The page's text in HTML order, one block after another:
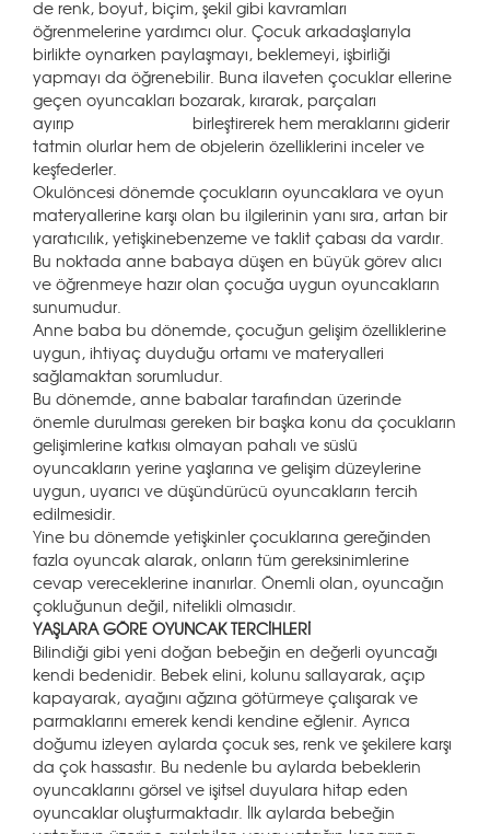
de renk, boyut, biçim, şekil gibi kavramları
öğrenmelerine yardımcı olur. Çocuk arkadaşlarıyla
birlikte oynarken paylaşmayı, beklemeyi, işbirliği
yapmayı da öğrenebilir. Buna ilaveten çocuklar ellerine
geçen oyuncakları bozarak, kırarak, parçaları
ayırıp birleştirerek hem meraklarını giderir
tatmin olurlar hem de objelerin özelliklerini inceler ve
keşfederler.
Okulöncesi dönemde çocukların oyuncaklara ve oyun
materyallerine karşı olan bu ilgilerinin yanı sıra, artan bir
yaratıcılık, yetişkinebenzeme ve taklit çabası da vardır.
Bu noktada anne babaya düşen en büyük görev alıcı
ve öğrenmeye hazır olan çocuğa uygun oyuncakların
sunumudur.
Anne baba bu dönemde, çocuğun gelişim özelliklerine
uygun, ihtiyaç duyduğu ortamı ve materyalleri
sağlamaktan sorumludur.
Bu dönemde, anne babalar tarafından üzerinde
önemle durulması gereken bir başka konu da çocukların
gelişimlerine katkısı olmayan pahalı ve süslü
oyuncakların yerine yaşlarına ve gelişim düzeylerine
uygun, uyarıcı ve düşündürücü oyuncakların tercih
edilmesidir.
Yine bu dönemde yetişkinler çocuklarına gereğinden
fazla oyuncak alarak, onların tüm gereksinimlerine
cevap vereceklerine inanırlar. Önemli olan, oyuncağın
çokluğunun değil, nitelikli olmasıdır.
YAŞLARA GÖRE OYUNCAK TERCİHLERİ
Bilindiği gibi yeni doğan bebeğin en değerli oyuncağı
kendi bedenidir. Bebek elini, kolunu sallayarak, açıp
kapayarak, ayağını ağzına götürmeye çalışarak ve
parmaklarını emerek kendi kendine eğlenir. Ayrıca
doğumu izleyen aylarda çocuk ses, renk ve şekilere karşı
da çok hassastır. Bu nedenle bu aylarda bebeklerin
oyuncaklarını görsel ve işitsel duyulara hitap eden
oyuncaklar oluşturmaktadır. İlk aylarda bebeğin